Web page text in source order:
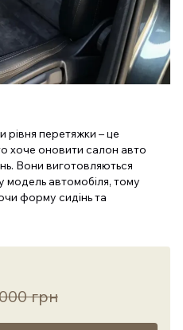
рівня перетяжки – це
хоче оновити салон авто
Вони виготовляються
модель автомобіля, тому
форму сидінь та
грн